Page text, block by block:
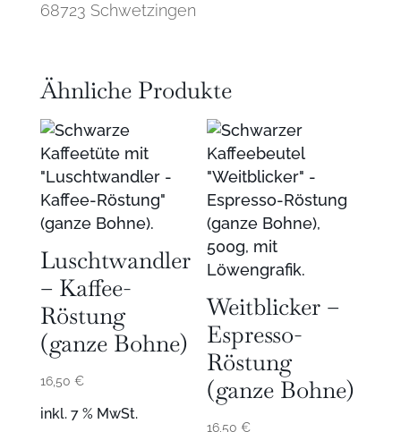
68723 Schwetzingen
Ähnliche Produkte
Luschtwandler
– Kaffee-
Röstung
(ganze Bohne)
16,50 €
inkl. 7 % MwSt.
Weitblicker –
Espresso-
Röstung
(ganze Bohne)
16,50€